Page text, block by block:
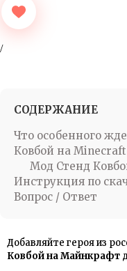
СОДЕРЖАНИЕ
Что особенного
Ковбой на Minecraft
Мод Стенд
Инструкция по
Вопрос / Ответ
Добавляйте героя из
Ковбой на Майнкрафт